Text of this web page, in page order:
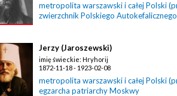
metropolita warszawski i całej Polski
zwierzchnik Polskiego
Jerzy (Jaroszewski)
imię świeckie: Hryhorij
1872-11-18 - 1923-02-08
metropolita warszawski i całej Polski
egzarcha patriarchy Moskwy